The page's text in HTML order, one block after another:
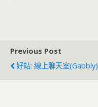
Previous Post
好站: 線上聊天室(Gabbly)